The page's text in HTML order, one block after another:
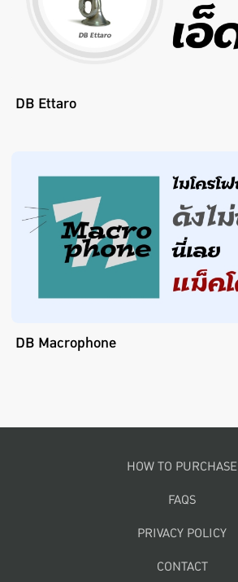
DB Ettaro
DB Macrophone
Footer menuHOW TO PURCHASE
FAQS
PRIVACY POLICY
CONTACT